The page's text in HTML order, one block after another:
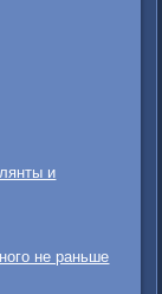
и
не раньше